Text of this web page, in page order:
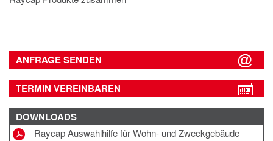
ANFRAGE SENDEN
TERMIN VEREINBAREN
DOWNLOADS
Raycap Auswahlhilfe für Wohn- und Zweckgebäude